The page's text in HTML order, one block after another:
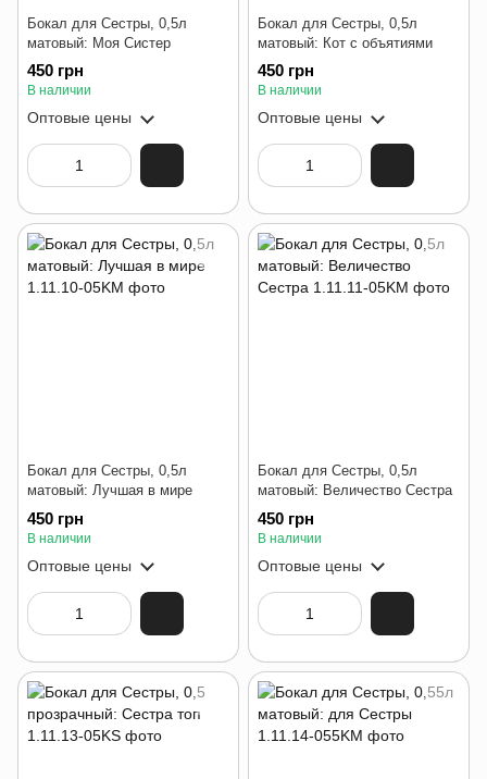
Бокал для Сестры, 0,5л
матовый: Моя Систер
450 грн
В наличии
Оптовые цены
Бокал для Сестры, 0,5л
матовый: Кот с объятиями
450 грн
В наличии
Оптовые цены
Бокал для Сестры, 0,5л
матовый: Лучшая в мире
450 грн
В наличии
Оптовые цены
Бокал для Сестры, 0,5л
матовый: Величество Сестра
450 грн
В наличии
Оптовые цены